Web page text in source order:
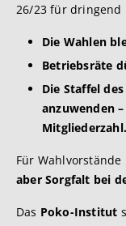
26/23 für dringend
Die Wahlen
Betriebsräte
Die Staffel
anzuwenden
Mitgliederzahl.
Für
aber Sorgfalt bei
Das Poko-Institut